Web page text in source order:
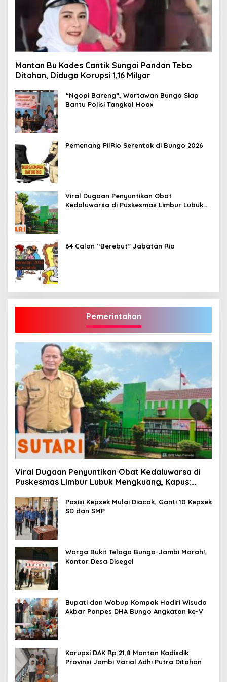
Mantan Bu Kades Cantik Sungai Pandan Tebo
Ditahan, Diduga Korupsi 1,16 Milyar
“Ngopi Bareng”, Wartawan Bungo Siap
Bantu Polisi Tangkal Hoax
Pemenang PilRio Serentak di Bungo 2026
Viral Dugaan Penyuntikan Obat
Kedaluwarsa di Puskesmas Limbur Lubuk
64 Calon “Berebut” Jabatan Rio
Pemerintahan
Viral Dugaan Penyuntikan Obat Kedaluwarsa di
Puskesmas Limbur Lubuk Mengkuang, Kapus:
Posisi Kepsek Mulai Diacak, Ganti 10 Kepsek
SD dan SMP
Warga Bukit Telago Bungo-Jambi Marah!,
Kantor Desa Disegel
Bupati dan Wabup Kompak Hadiri Wisuda
Akbar Ponpes DHA Bungo Angkatan ke-V
Korupsi DAK Rp 21,8 Mantan Kadisdik
Provinsi Jambi Varial Adhi Putra Ditahan